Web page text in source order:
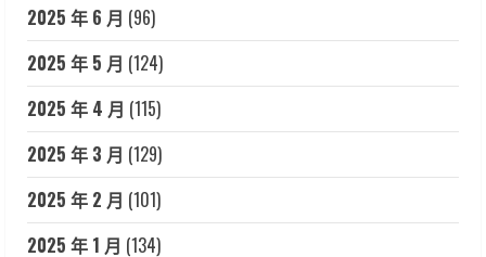
2025 年 6 月 (96)
2025 年 5 月 (124)
2025 年 4 月 (115)
2025 年 3 月 (129)
2025 年 2 月 (101)
2025 年 1 月 (134)